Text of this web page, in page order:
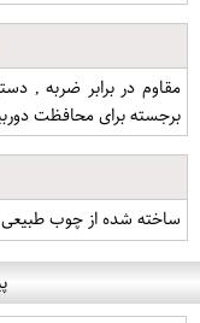
مقاوم در برابر ضربه ,
برجسته برای محافظت
ساخته شده از چوب طبیعی